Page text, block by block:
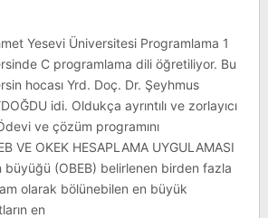
Yesevi Üniversitesi Programlama 1
C programlama dili öğretiliyor. Bu
hocası Yrd. Doç. Dr. Şeyhmus
idi. Oldukça ayrıntılı ve zorlayıcı
ve çözüm programını
VE OKEK HESAPLAMA UYGULAMASI
büyüğü (OBEB) belirlenen birden fazla
olarak bölünebilen en büyük
en